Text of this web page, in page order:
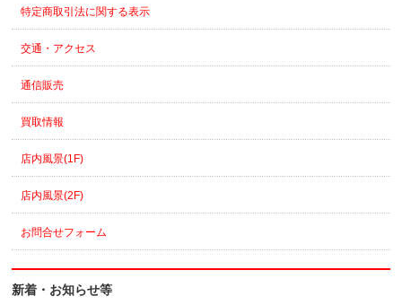
特定商取引法に関する表示
交通・アクセス
通信販売
買取情報
店内風景(1F)
店内風景(2F)
お問合せフォーム
新着・お知らせ等